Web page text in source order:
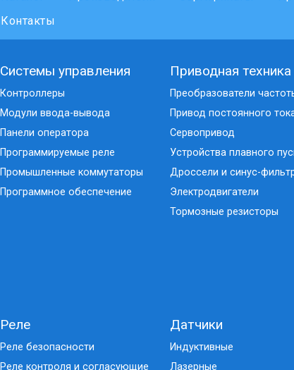
Контакты
Системы управления
Контроллеры
Модули ввода-вывода
Панели оператора
Программируемые реле
Промышленные коммутаторы
Программное обеспечение
Приводная техника
Преобразователи
Привод постоянного
Сервопривод
Устройства плавного
Дроссели и синус-
Электродвигатели
Тормозные резисторы
Реле
Реле безопасности
Реле контроля и согласующие
Датчики
Индуктивные
Лазерные